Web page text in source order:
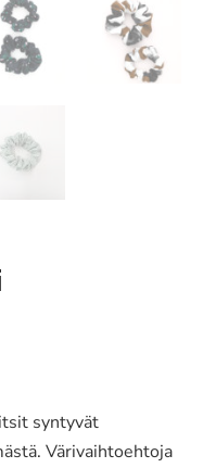
syntyvät
Värivaihtoehtoja